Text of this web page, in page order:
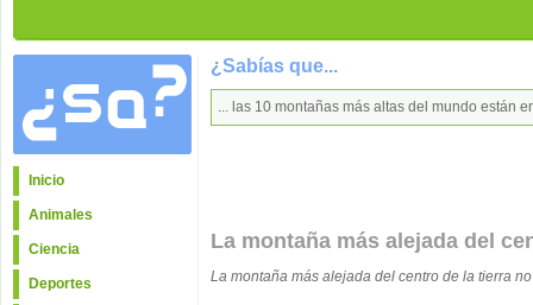
Inicio
Animales
Ciencia
Deportes
¿Sabías que...
... las 10 montañas más altas del mundo están
La montaña más alejada del
La montaña más alejada del centro de la tierra